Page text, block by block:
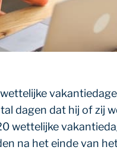
dagen dat hij of zij
wettelijke
na het einde van